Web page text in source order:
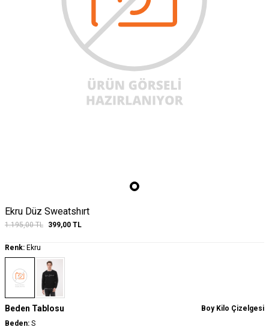
Ekru Düz Sweatshırt
1.195,00TL 399,00 TL
Renk: Ekru
Beden Tablosu
Boy Kilo Çizelgesi
Beden: S